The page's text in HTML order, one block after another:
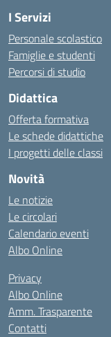
I Servizi
Personale scolastico
Famiglie e studenti
Percorsi di studio
Didattica
Offerta formativa
Le schede didattiche
I progetti delle classi
Novità
Le notizie
Le circolari
Calendario eventi
Albo Online
Privacy
Albo Online
Amm. Trasparente
Contatti